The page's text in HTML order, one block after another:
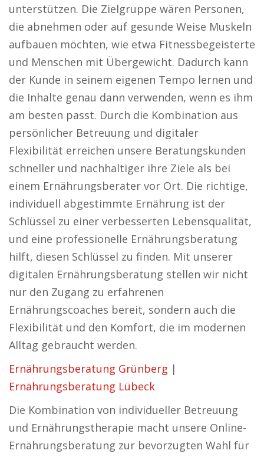
unterstützen. Die Zielgruppe wären Personen,
die abnehmen oder auf gesunde Weise Muskeln
aufbauen möchten, wie etwa Fitnessbegeisterte
und Menschen mit Übergewicht. Dadurch kann
der Kunde in seinem eigenen Tempo lernen und
die Inhalte genau dann verwenden, wenn es ihm
am besten passt. Durch die Kombination aus
persönlicher Betreuung und digitaler
Flexibilität erreichen unsere Beratungskunden
schneller und nachhaltiger ihre Ziele als bei
einem Ernährungsberater vor Ort. Die richtige,
individuell abgestimmte Ernährung ist der
Schlüssel zu einer verbesserten Lebensqualität,
und eine professionelle Ernährungsberatung
hilft, diesen Schlüssel zu finden. Mit unserer
digitalen Ernährungsberatung stellen wir nicht
nur den Zugang zu erfahrenen
Ernährungscoaches bereit, sondern auch die
Flexibilität und den Komfort, die im modernen
Alltag gebraucht werden.
Ernährungsberatung Grünberg |
Ernährungsberatung Lübeck
Die Kombination von individueller Betreuung
und Ernährungstherapie macht unsere Online-
Ernährungsberatung zur bevorzugten Wahl für